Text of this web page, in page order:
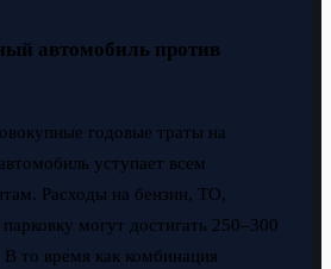
автомобиль против
годовые траты на
уступает всем
Расходы на бензин, ТО,
могут достигать 250–300
то время как комбинация